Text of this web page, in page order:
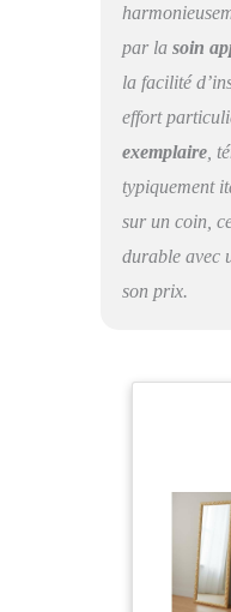
par la soin
la facilité
effort
exemplaire,
typiquement
sur un coin,
durable avec
son prix.